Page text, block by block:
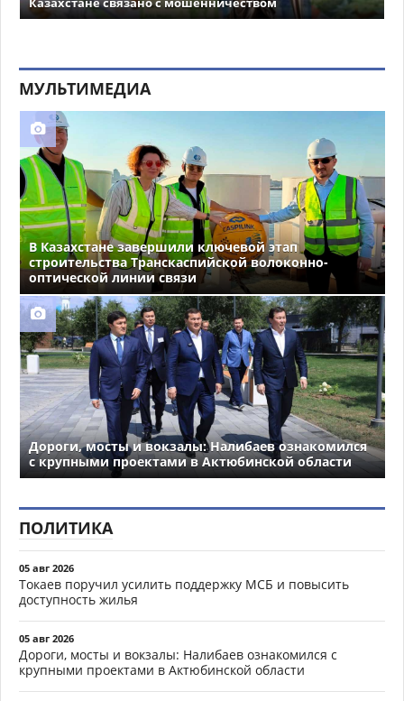
МУЛЬТИМЕДИА
В Казахстане завершили ключевой этап
строительства Транскаспийской волоконно-
оптической линии связи
Дороги, мосты и вокзалы: Налибаев ознакомился
с крупными проектами в Актюбинской области
ПОЛИТИКА
05 авг 2026
Токаев поручил усилить поддержку МСБ и повысить
доступность жилья
05 авг 2026
Дороги, мосты и вокзалы: Налибаев ознакомился с
крупными проектами в Актюбинской области